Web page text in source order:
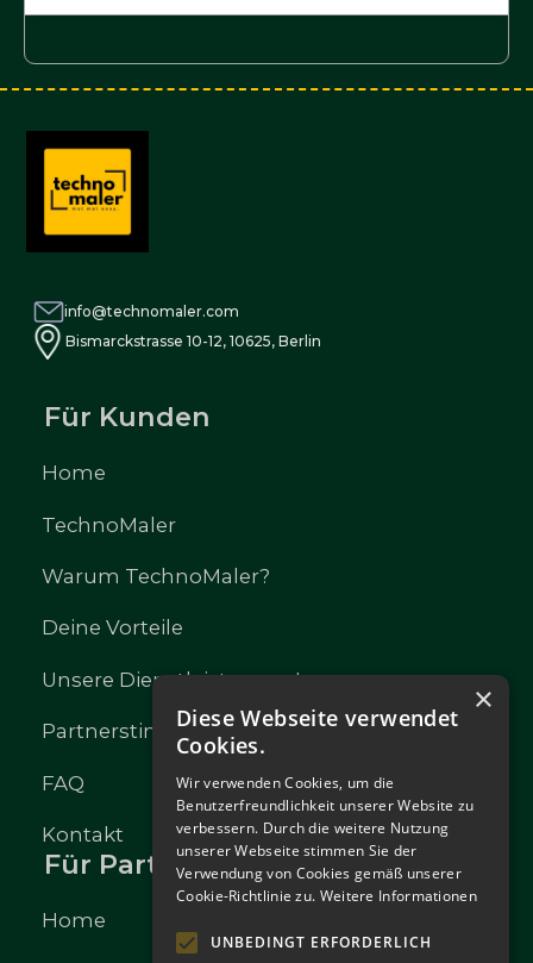
info@technomaler.com
Bismarckstrasse 10-12, 10625, Berlin
Für Kunden
Home
TechnoMaler
Warum TechnoMaler?
Deine Vorteile
Unsere Dienstleistungen!
Partnerstimmen
FAQ
Kontakt
Für Partner
Home
×
Diese Webseite verwendet
Cookies.
Wir verwenden Cookies, um die
Benutzerfreundlichkeit unserer Website zu
verbessern. Durch die weitere Nutzung
unserer Webseite stimmen Sie der
Verwendung von Cookies gemäß unserer
Cookie-Richtlinie zu. Weitere Informationen
UNBEDINGT ERFORDERLICH